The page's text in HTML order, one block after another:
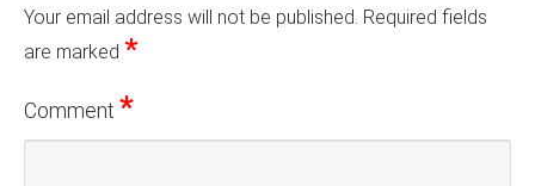
Your email address will not be published. Required fields
are marked *
Comment *